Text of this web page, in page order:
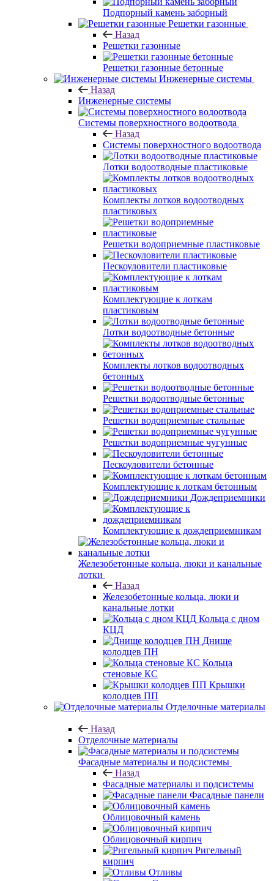
Подпорный камень заборный
Решетки газонные
Назад
Решетки газонные
Решетки газонные бетонные
Инженерные системы
Назад
Инженерные системы
Системы поверхностного водоотвода
Назад
Системы поверхностного водоотвода
Лотки водоотводные пластиковые
Комплекты лотков водоотводных
пластиковых
Решетки водоприемные пластиковые
Пескоуловители пластиковые
Комплектующие к лоткам
пластиковым
Лотки водоотводные бетонные
Комплекты лотков водоотводных
бетонных
Решетки водоотводные бетонные
Решетки водоприемные стальные
Решетки водоприемные чугунные
Пескоуловители бетонные
Комплектующие к лоткам бетонным
Дождеприемники
Комплектующие к дождеприемникам
Железобетонные кольца, люки и канальные
лотки
Назад
Железобетонные кольца, люки и
канальные лотки
Кольца с дном
КЦД
Днище
колодцев ПН
Кольца
стеновые КС
Крышки
колодцев ПП
Отделочные материалы
Назад
Отделочные материалы
Фасадные материалы и подсистемы
Назад
Фасадные материалы и подсистемы
Фасадные панели
Облицовочный камень
Облицовочный кирпич
Ригельный
кирпич
Отливы